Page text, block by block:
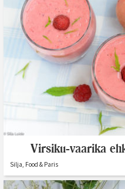
Virsiku-vaarika
Silja, Food & Paris